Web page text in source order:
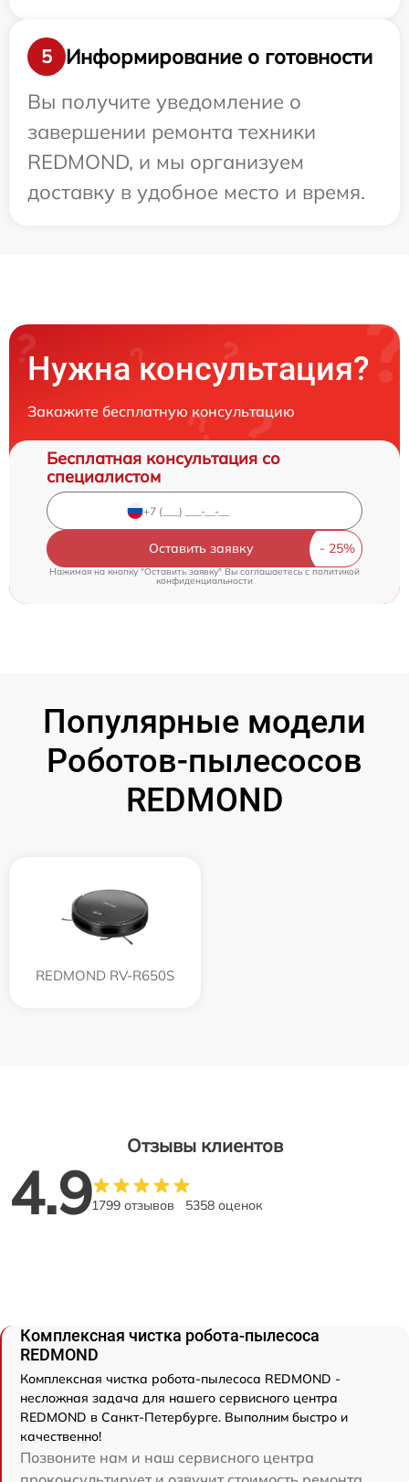
5
Информирование о готовности
Вы получите уведомление о
завершении ремонта техники
REDMOND, и мы организуем
доставку в удобное место и время.
Нужна консультация?
Закажите бесплатную консультацию
Бесплатная консультация со
специалистом
Оставить заявку
Нажимая на кнопку "Оставить заявку" Вы соглашаетесь c политикой
конфиденциальности
Популярные модели
Роботов-пылесосов
REDMOND
REDMOND RV-R650S
Отзывы клиентов
4.91799 отзывов 5358 оценок
Комплексная чистка робота-пылесоса
REDMOND
Комплексная чистка робота-пылесоса REDMOND -
несложная задача для нашего сервисного центра
REDMOND в Санкт-Петербурге. Выполним быстро и
качественно!
Позвоните нам и наш сервисного центра